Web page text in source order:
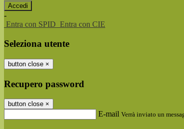
-
Entra con SPID Entra con CIE
Seleziona utente
button close ×
Recupero password
button close ×
E-mail Verrà inviato un